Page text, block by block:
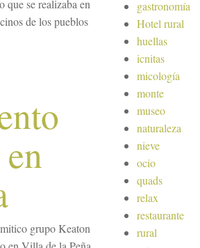
que se realizaba en
de los pueblos
grupo Keaton
gastronomía
Hotel rural
huellas
icnitas
micología
monte
museo
naturaleza
nieve
ocio
quads
relax
restaurante
rural